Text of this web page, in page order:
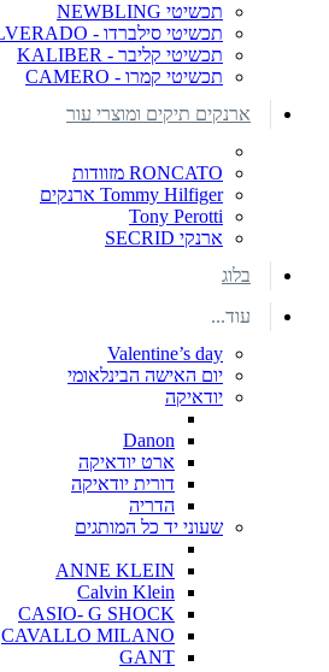
תכשיטי NEWBLING
תכשיטי סילברדו - SILVERADO
תכשיטי קליבר - KALIBER
תכשיטי קמרו - CAMERO
ארנקים תיקים ומוצרי עור
RONCATO מזוודות
Tommy Hilfiger ארנקים
Tony Perotti
ארנקי SECRID
בלוג
עוד...
Valentine’s day
יום האישה הבינלאומי
יודאיקה
Danon
ארט יודאיקה
דורית יודאיקה
הדריה
שעוני יד כל המותגים
ANNE KLEIN
Calvin Klein
CASIO- G SHOCK
CAVALLO MILANO
GANT